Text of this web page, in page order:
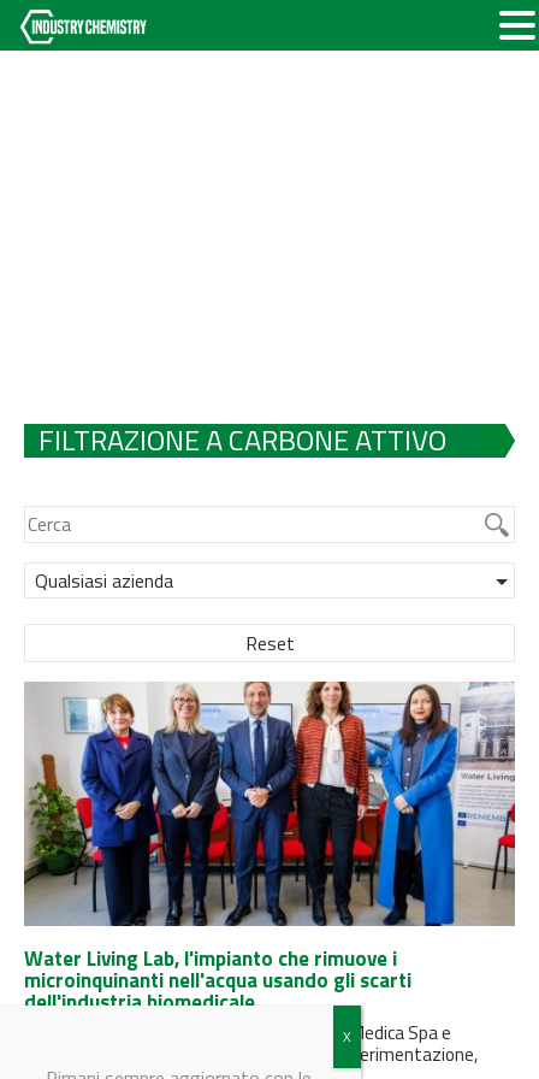
FILTRAZIONE A CARBONE ATTIVO
Qualsiasi azienda
Reset
Water Living Lab, l'impianto che rimuove i
microinquinanti nell'acqua usando gli scarti
dell'industria biomedicale
Nata dalla collaborazione tra Gruppo Hera, Medica Spa e
Consiglio Nazionale delle Ricerche (Cnr), la sperimentazione,